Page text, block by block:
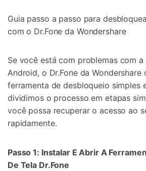
Guia passo a passo para
com o Dr.Fone da Wondershare
Se você está com problemas com
Android, o Dr.Fone da Wondershare
ferramenta de desbloqueio simples
dividimos o processo em etapas
você possa recuperar o acesso ao
rapidamente.
Passo 1: Instalar E Abrir A
De Tela Dr.Fone